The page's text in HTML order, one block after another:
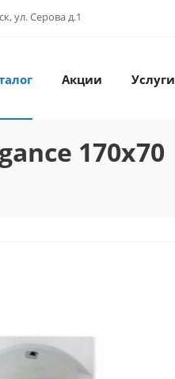
ул. Серова д.1
Акции Услуги
170x70